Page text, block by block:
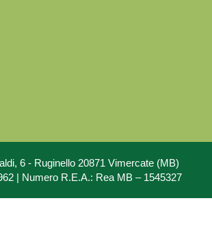
6 - Ruginello 20871 Vimercate (MB)
| Numero R.E.A.: Rea MB – 1545327